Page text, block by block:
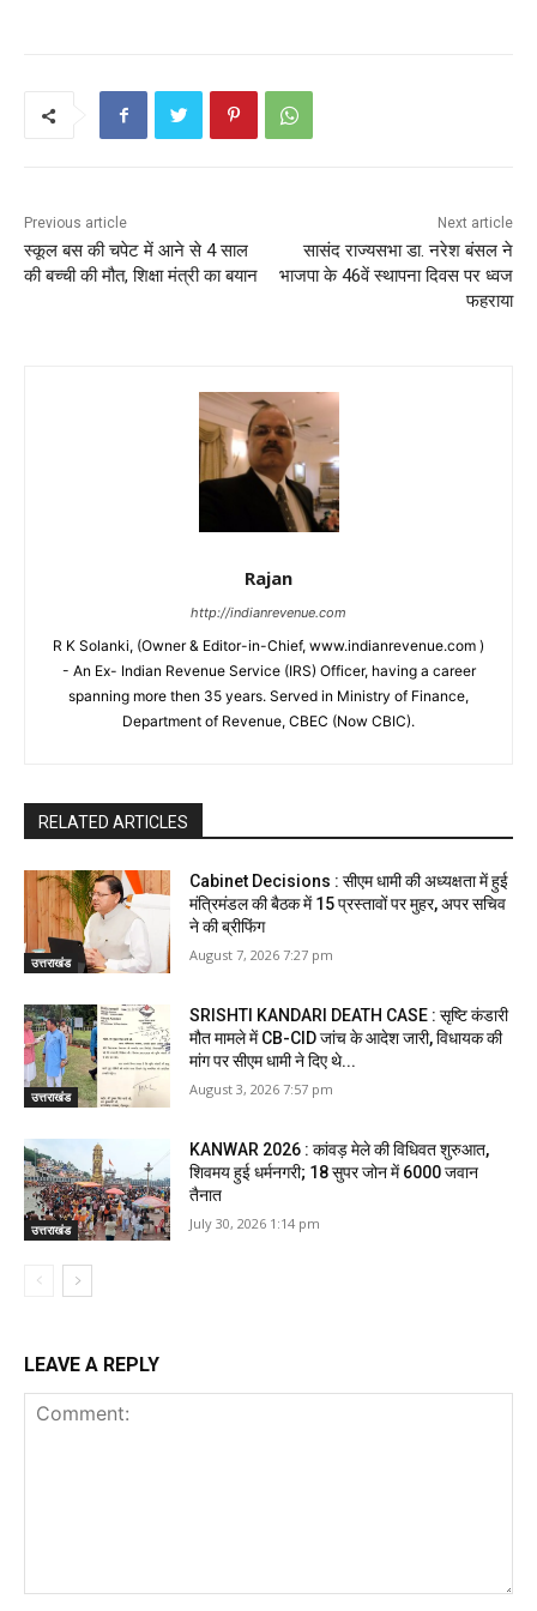
Previous article
स्कूल बस की चपेट में आने से 4 साल
की बच्ची की मौत, शिक्षा मंत्री का बयान
Next article
सासंद राज्यसभा डा. नरेश बंसल ने
भाजपा के 46वें स्थापना दिवस पर ध्वज
फहराया
Rajan
http://indianrevenue.com
R K Solanki, (Owner & Editor-in-Chief, www.indianrevenue.com )
- An Ex- Indian Revenue Service (IRS) Officer, having a career
spanning more then 35 years. Served in Ministry of Finance,
Department of Revenue, CBEC (Now CBIC).
RELATED ARTICLES
उत्तराखंड
Cabinet Decisions : सीएम धामी की अध्यक्षता में हुई
मंत्रिमंडल की बैठक में 15 प्रस्तावों पर मुहर, अपर सचिव
ने की ब्रीफिंग
August 7, 2026 7:27 pm
उत्तराखंड
SRISHTI KANDARI DEATH CASE : सृष्टि कंडारी
मौत मामले में CB-CID जांच के आदेश जारी, विधायक की
मांग पर सीएम धामी ने दिए थे...
August 3, 2026 7:57 pm
उत्तराखंड
KANWAR 2026 : कांवड़ मेले की विधिवत शुरुआत,
शिवमय हुई धर्मनगरी; 18 सुपर जोन में 6000 जवान
तैनात
July 30, 2026 1:14 pm
LEAVE A REPLY